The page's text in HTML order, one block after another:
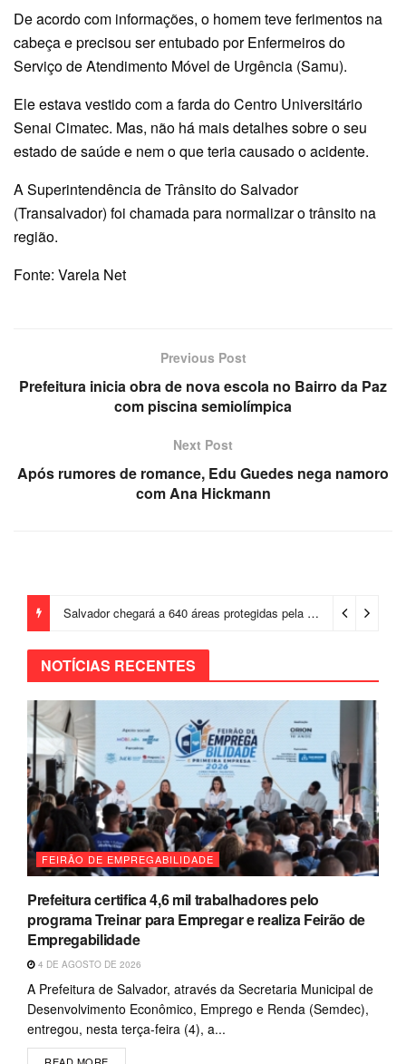
De acordo com informações, o homem teve ferimentos na
cabeça e precisou ser entubado por Enfermeiros do
Serviço de Atendimento Móvel de Urgência (Samu).
Ele estava vestido com a farda do Centro Universitário
Senai Cimatec. Mas, não há mais detalhes sobre o seu
estado de saúde e nem o que teria causado o acidente.
A Superintendência de Trânsito do Salvador
(Transalvador) foi chamada para normalizar o trânsito na
região.
Fonte: Varela Net
Previous Post
Prefeitura inicia obra de nova escola no Bairro da Paz
com piscina semiolímpica
Next Post
Após rumores de romance, Edu Guedes nega namoro
com Ana Hickmann
Salvador chegará a 640 áreas protegidas pela Prefeitura com investimentos em contenções de encostas e prevenção de riscos
NOTÍCIAS RECENTES
FEIRÃO DE EMPREGABILIDADE
Prefeitura certifica 4,6 mil trabalhadores pelo
programa Treinar para Empregar e realiza Feirão de
Empregabilidade
4 DE AGOSTO DE 2026
A Prefeitura de Salvador, através da Secretaria Municipal de
Desenvolvimento Econômico, Emprego e Renda (Semdec),
entregou, nesta terça-feira (4), a...